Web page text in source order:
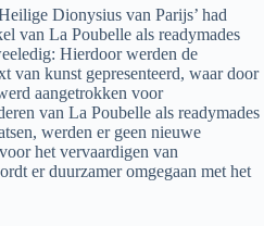
Dionysius van Parijs’ had
van La Poubelle als readymades
Hierdoor werden de
van kunst gepresenteerd, waar door
aangetrokken voor
van La Poubelle als readymades
werden er geen nieuwe
het vervaardigen van
er duurzamer omgegaan met het